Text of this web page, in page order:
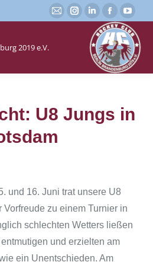
E-
in
Instagram
page
opens
new
Linkedin
page
opens
in
new
page
opens
in
new
in
new
2019 e.V.
U8 Jungs in
und 16. Juni trat unsere U8
zu einem Turnier in
schlechten Wetters ließen
und erzielten am
ein Unentschieden. Am